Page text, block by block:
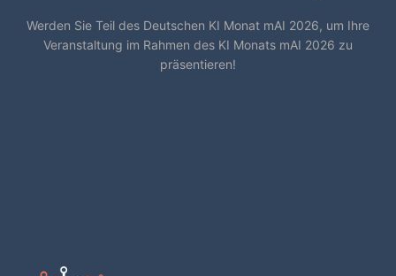
Werden Sie Teil des Deutschen KI Monat mAI 2026, um Ihre
Veranstaltung im Rahmen des KI Monats mAI 2026 zu
präsentieren!